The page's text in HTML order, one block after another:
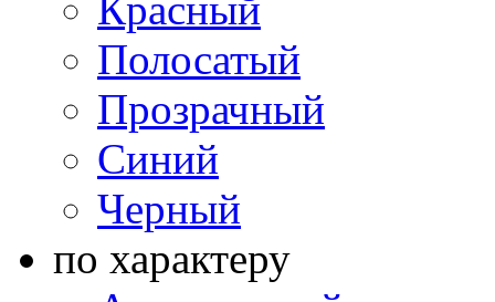
Полосатый
Прозрачный
Синий
Черный
по характеру